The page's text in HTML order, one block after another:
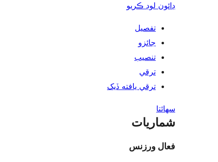
ڊائون لوڊ ڪريو
تفصيل
جائزو
تنصيب
ترقي
ترقي يافته ڏيک
سھائتا
شماريات
فعال ورزنس